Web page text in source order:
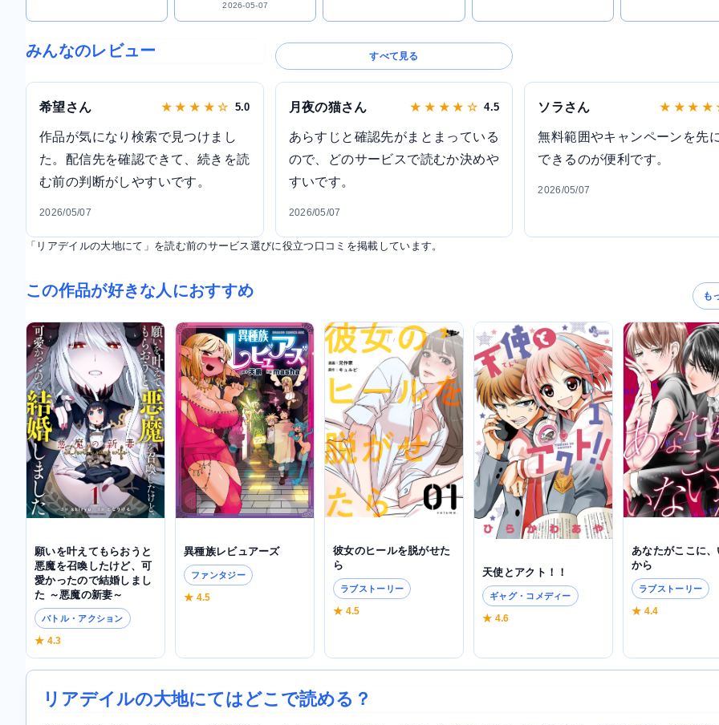
2026-05-07
みんなのレビュー すべて見る
希望さん ★ ★ ★ ★ ☆ 5.0
作品が気になり検索で見つけまし
た。配信先を確認できて、続きを読
む前の判断がしやすいです。
2026/05/07
月夜の猫さん ★ ★ ★ ★ ☆ 4.5
あらすじと確認先がまとまっている
ので、どのサービスで読むか決めや
すいです。
2026/05/07
ソラさん ★ ★ ★ ★
無料範囲やキャンペーンを先
できるのが便利です。
2026/05/07
「リアデイルの大地にて」を読む前のサービス選びに役立つ口コミを掲載しています。
この作品が好きな人におすすめ も
願いを叶えてもらおうと
悪魔を召喚したけど、可
愛かったので結婚しまし
た ～悪魔の新妻～
バトル・アクション
★ 4.3
異種族レビュアーズ
ファンタジー
★ 4.5
彼女のヒールを脱がせた
ら
ラブストーリー
★ 4.5
天使とアクト！！
ギャグ・コメディー
★ 4.6
あなたがここに
から
ラブストーリー
★ 4.4
リアデイルの大地にてはどこで読める？